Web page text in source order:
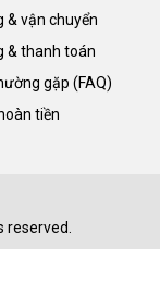
& vận chuyển
& thanh toán
gặp (FAQ)
tiền
reserved.